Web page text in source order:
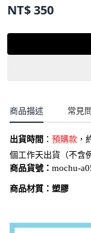
NT$350
商品描述 常見
出貨時間 ： 預購款 ，
個工作天出貨（不含
商品貨號： mochu-
商品材質：塑膠